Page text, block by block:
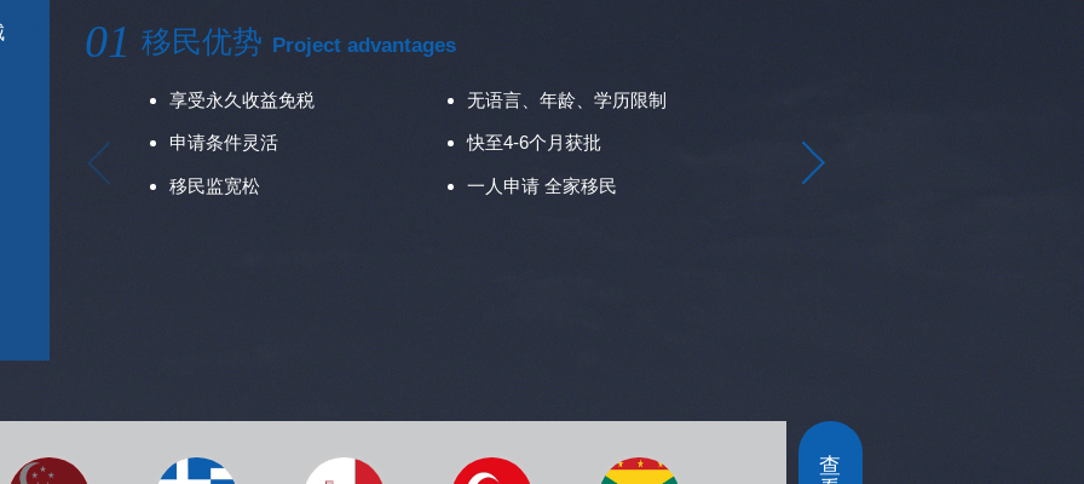
01 移民优势 Project advantages
享受永久收益免税 无语言、年龄、学历限制
申请条件灵活 快至4-6个月获批
移民监宽松 一人申请 全家移民
查